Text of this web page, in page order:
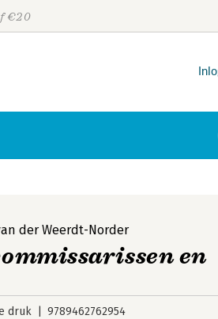
€20
der Weerdt-Norder
en
druk 9789462762954